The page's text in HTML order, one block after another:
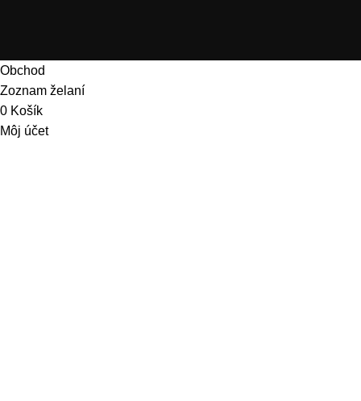
Obchod
Zoznam želaní
0 Košík
Môj účet